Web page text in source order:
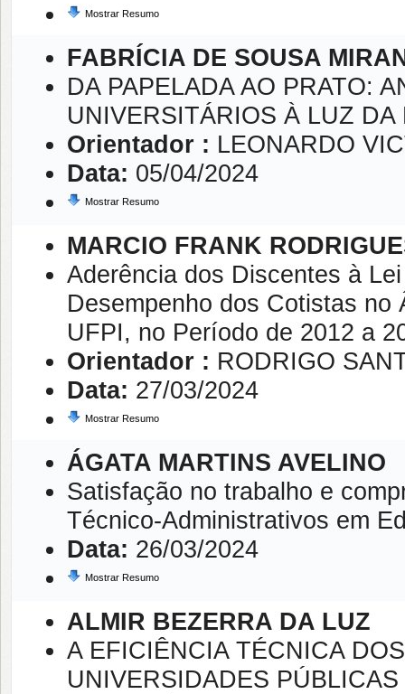
Mostrar Resumo
FABRÍCIA DE SOUSA
DA PAPELADA AO PRATO:
UNIVERSITÁRIOS À LUZ
Orientador : LEONARDO
Data: 05/04/2024
Mostrar Resumo
MARCIO FRANK
Aderência dos Discentes à
Desempenho dos Cotistas
UFPI, no Período de 2012 a
Orientador : RODRIGO
Data: 27/03/2024
Mostrar Resumo
ÁGATA MARTINS AVELINO
Satisfação no trabalho e
Técnico-Administrativos em
Data: 26/03/2024
Mostrar Resumo
ALMIR BEZERRA DA LUZ
A EFICIÊNCIA TÉCNICA
UNIVERSIDADES